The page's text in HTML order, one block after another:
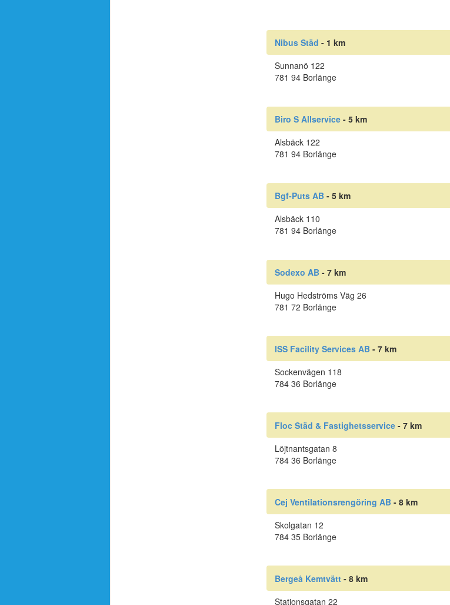
Nibus Städ - 1 km
Sunnanö 122
781 94 Borlänge
Biro S Allservice- 5 km
Alsbäck 122
781 94 Borlänge
Bgf-Puts AB- 5 km
Alsbäck 110
781 94 Borlänge
Sodexo AB- 7 km
Hugo Hedströms Väg 26
781 72 Borlänge
ISS Facility Services AB- 7 km
Sockenvägen 118
784 36 Borlänge
Floc Städ & Fastighetsservice- 7 km
Löjtnantsgatan 8
784 36 Borlänge
Cej Ventilationsrengöring AB- 8 km
Skolgatan 12
784 35 Borlänge
Bergeå Kemtvätt- 8 km
Stationsgatan 22